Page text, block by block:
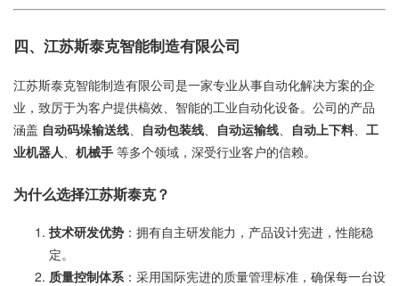
四、江苏斯泰克智能制造有限公司
江苏斯泰克智能制造有限公司是一家专业从事自动化解决方案的企
业，致厉于为客户提供槁效、智能的工业自动化设备。公司的产品
涵盖 自动码垛输送线 自动包装线 自动运输线 自动上下料
工
业机器人
机械手 等多个领域，深受行业客户的信赖。
为什么选择江苏斯泰克？
技术研发优势 ：拥有自主研发能力，产品设计宪进，性能稳
定。
质量控制体系 ：采用国际宪进的质量管理标准，确保每一台设